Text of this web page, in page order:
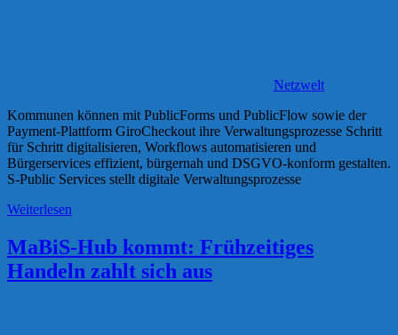
Netzwelt
Kommunen können mit PublicForms und PublicFlow sowie der
Payment-Plattform GiroCheckout ihre Verwaltungsprozesse Schritt
für Schritt digitalisieren, Workflows automatisieren und
Bürgerservices effizient, bürgernah und DSGVO-konform gestalten.
S-Public Services stellt digitale Verwaltungsprozesse
Weiterlesen
MaBiS-Hub kommt: Frühzeitiges
Handeln zahlt sich aus